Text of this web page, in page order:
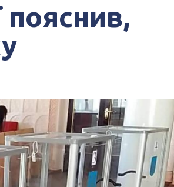
пояснив,